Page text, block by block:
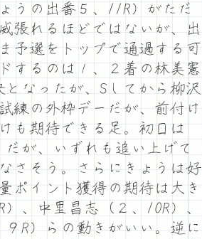
うの出番５、11R）がただ
張れるほどではないが、出
予選をトップで通過する可
するのは１、２着の林美憲
となったが、Sしてから柳沢
練の外枠デーだが、前付け
も期待できる足。初日は
が、いずれも追い上げて
さそう。さらにきょうは好
ポイント獲得の期待は大き
、中里昌志（２、10R）、
R）らの動きがいい。逆に